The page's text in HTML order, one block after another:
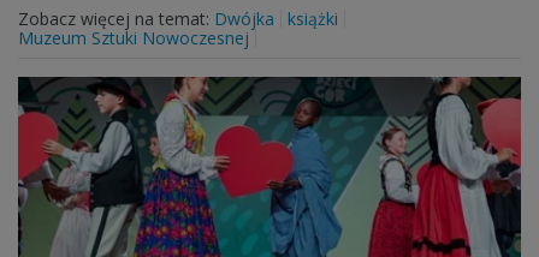
Zobacz więcej na temat: Dwójka
książki
Muzeum Sztuki Nowoczesnej